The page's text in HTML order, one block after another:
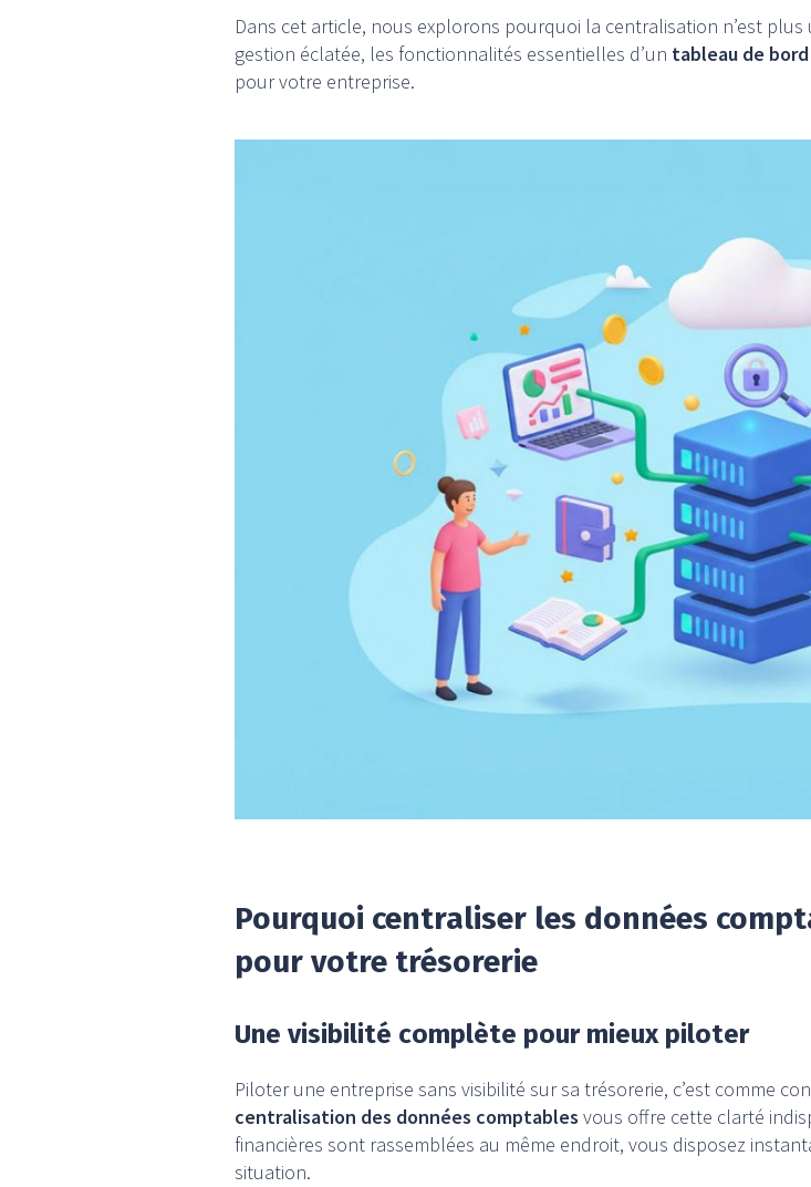
Dans cet article, nous explorons pourquoi la centralisation n’est
gestion éclatée, les fonctionnalités essentielles d’un tableau de
pour votre entreprise.
Pourquoi centraliser les données
pour votre trésorerie
Une visibilité complète pour mieux piloter
Piloter une entreprise sans visibilité sur sa trésorerie, c’est comme
centralisation des données comptables vous offre cette clarté
financières sont rassemblées au même endroit, vous disposez
situation.